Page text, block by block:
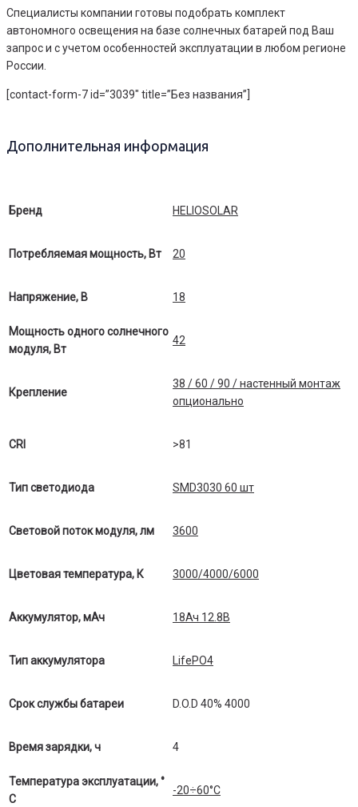
Специалисты компании готовы подобрать комплект
автономного освещения на базе солнечных батарей под Ваш
запрос и с учетом особенностей эксплуатации в любом регионе
России.
[contact-form-7 id=”3039″ title=”Без названия”]
Дополнительная информация
Бренд HELIOSOLAR
Потребляемая мощность, Вт 20
Напряжение, В 18
Мощность одного солнечного
модуля, Вт
42
Крепление
38 / 60 / 90 / настенный монтаж
опционально
CRI >81
Тип светодиода SMD3030 60 шт
Световой поток модуля, лм 3600
Цветовая температура, К 3000/4000/6000
Аккумулятор, мАч 18Ач 12.8В
Тип аккумулятора LifePO4
Срок службы батареи D.O.D 40% 4000
Время зарядки, ч 4
Температура эксплуатации, °
С
-20÷60°C